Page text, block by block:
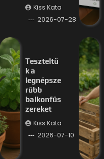
Kiss Kata
2026-07-28
Teszteltü
k a
legnépsze
rűbb
balkonfűs
zereket
Kiss Kata
2026-07-10